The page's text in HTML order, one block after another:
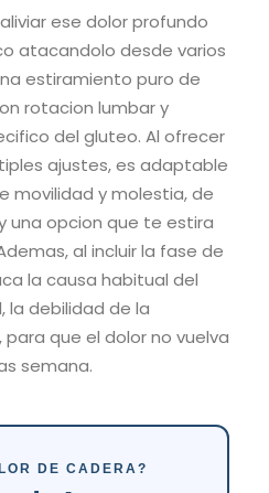
ese dolor profundo
atacandolo desde varios
estiramiento puro de
rotacion lumbar y
del gluteo. Al ofrecer
ajustes, es adaptable
movilidad y molestia, de
una opcion que te estira
al incluir la fase de
la causa habitual del
la debilidad de la
que el dolor no vuelva
semana.
DE CADERA?